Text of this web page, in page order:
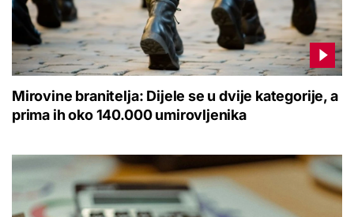
Mirovine branitelja: Dijele se u dvije kategorije, a
prima ih oko 140.000 umirovljenika